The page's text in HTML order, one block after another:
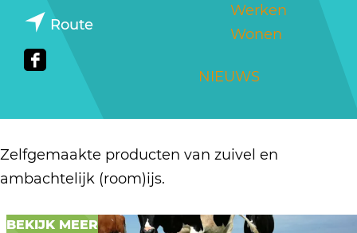
Werken
Wonen
NIEUWS
b
c
h
t
Routen
A
b
a
c
F
c
b
o
Zelfgemaakte producten van zuivel en
ambachtelijk (room)ijs.
BEKIJK MEER